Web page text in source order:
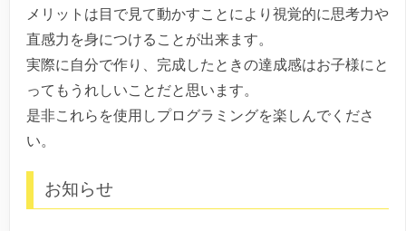
メリットは目で見て動かすことにより視覚的に思考力や
直感力を身につけることが出来ます。
実際に自分で作り、完成したときの達成感はお子様にと
ってもうれしいことだと思います。
是非これらを使用しプログラミングを楽しんでくださ
い。
お知らせ